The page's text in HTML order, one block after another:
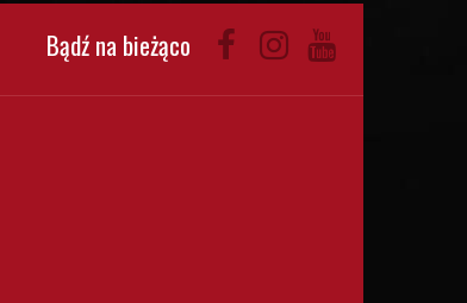
Bądź na bieżąco